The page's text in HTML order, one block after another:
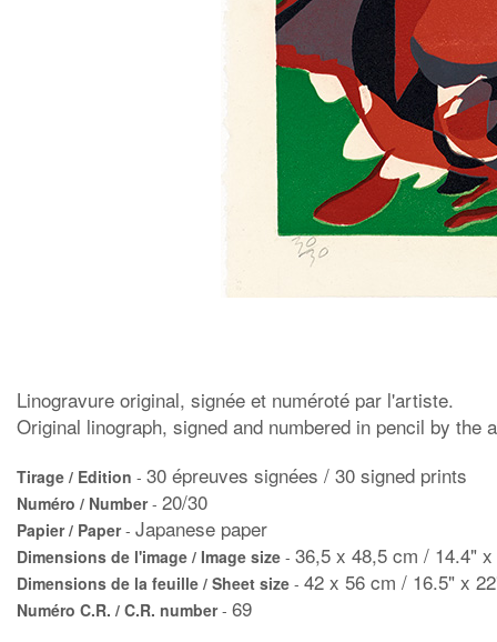
Linogravure original, signée et numéroté par l'artiste.
Original linograph, signed and numbered in pencil by the
Tirage / Edition - 30 épreuves signées / 30 signed prints
Numéro / Number- 20/30
Papier / Paper- Japanese paper
Dimensions de l'image / Image size - 36,5 x 48,5 cm / 14.4"
Dimensions de la feuille / Sheet size - 42 x 56 cm / 16.5" x
Numéro C.R. / C.R. number- 69